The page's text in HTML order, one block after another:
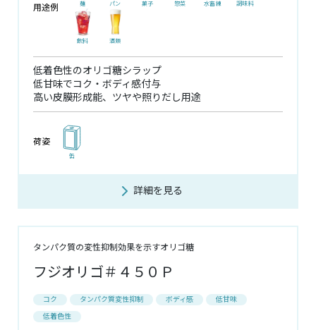
用途例 麺 パン 菓子 惣菜 水畜練 調味料
飲料 酒類
低着色性のオリゴ糖シラップ
低甘味でコク・ボディ感付与
高い皮膜形成能、ツヤや照りだし用途
荷姿
缶
詳細を見る
タンパク質の変性抑制効果を示すオリゴ糖
フジオリゴ＃４５０Ｐ
コク タンパク質変性抑制 ボディ感 低甘味
低着色性